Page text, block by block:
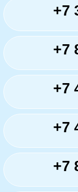
+7
+7
+7
+7
+7